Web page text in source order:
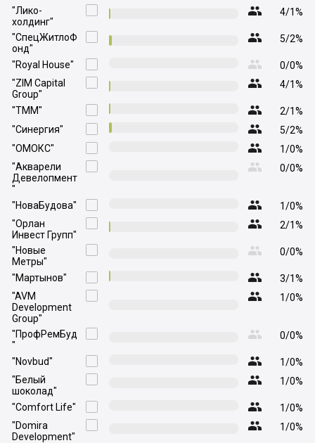

"Лико-
холдинг"
 4/1%

"СпецЖитлоФ
онд"
 5/2%

"Royal House"  0/0%

"ZIM Capital
Group"
 4/1%

"ТММ"  2/1%

"Синергия"  5/2%

"ОМОКС"  1/0%

"Акварели
Девелопмент
"
 0/0%

"НоваБудова"  1/0%

"Орлан
Инвест Групп"
 2/1%

"Новые
Метры"
 0/0%

"Мартынов"  3/1%

"AVM
Development
Group"
 1/0%

"ПрофРемБуд
"
 0/0%

"Novbud"  1/0%

"Белый
шоколад"
 1/0%

"Comfort Life"  1/0%

"Domira
Development"
 1/0%